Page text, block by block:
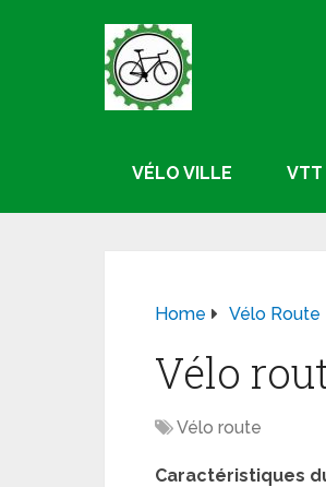
VÉLO VILLE VTT
Home Vélo Route
Vélo
Vélo route
Caractéristiques